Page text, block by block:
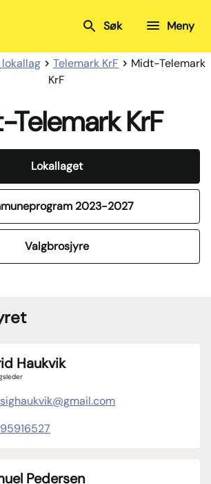
Meny
Søk
Telemark KrF
Midt-Telemark
KrF
Telemark KrF
Lokallaget
2023-2027
Valgbrosjyre
Haukvik
sighaukvik@gmail.com
95916527
Pedersen